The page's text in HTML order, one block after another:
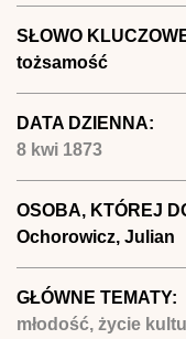
SŁOWO
tożsamość
DATA DZIENNA:
8 kwi 1873
OSOBA, KTÓREJ
Ochorowicz, Julian
GŁÓWNE TEMATY:
młodość, życie